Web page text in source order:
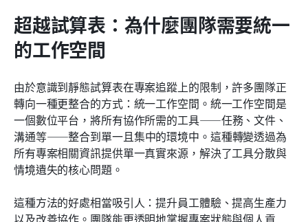
超越試算表：為什麼團隊需要統一
的工作空間
由於意識到靜態試算表在專案追蹤上的限制，許多團隊正
轉向一種更整合的方式：統一工作空間。統一工作空間是
一個數位平台，將所有協作所需的工具——任務、文件、
溝通等——整合到單一且集中的環境中。這種轉變透過為
所有專案相關資訊提供單一真實來源，解決了工具分散與
情境遺失的核心問題。
這種方法的好處相當吸引人：提升員工體驗、提高生產力
以及改善協作。團隊能更透明地掌握專案狀態與個人貢